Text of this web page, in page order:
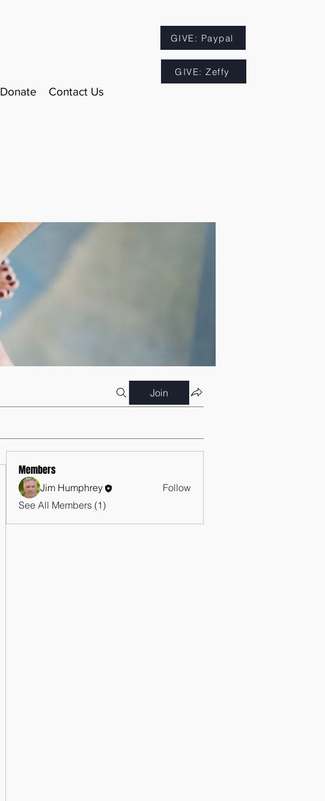
GIVE: Paypal
GIVE: Zeffy
Donate Contact Us
Join
Members
Jim Humphrey
Follow
See All Members (1)